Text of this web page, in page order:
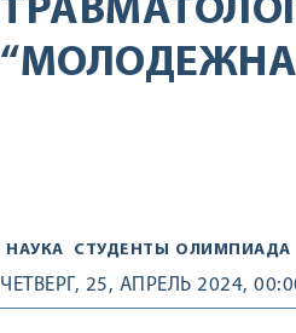
НАУКА СТУДЕНТЫ ОЛИМПИАДА
ЧЕТВЕРГ, 25, АПРЕЛЬ 2024,